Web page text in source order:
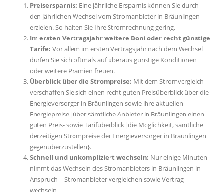
Preisersparnis: Eine jährliche Ersparnis können Sie durch
den jährlichen Wechsel vom Stromanbieter in Bräunlingen
erzielen. So halten Sie Ihre Stromrechnung gering.
Im ersten Vertragsjahr weitere Boni oder recht günstige
Tarife: Vor allem im ersten Vertragsjahr nach dem Wechsel
dürfen Sie sich oftmals auf überaus günstige Konditionen
oder weitere Prämien freuen.
Überblick über die Strompreise: Mit dem Stromvergleich
verschaffen Sie sich einen recht guten Preisüberblick über die
Energieversorger in Bräunlingen sowie ihre aktuellen
Energiepreise|über sämtliche Anbieter in Bräunlingen einen
guten Preis- sowie Tarifüberblick|die Möglichkeit, sämtliche
derzeitigen Strompreise der Energieversorger in Bräunlingen
gegenüberzustellen}.
Schnell und unkompliziert wechseln: Nur einige Minuten
nimmt das Wechseln des Stromanbieters in Bräunlingen in
Anspruch – Stromanbieter vergleichen sowie Vertrag
wechseln.